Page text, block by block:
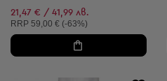
21,47 € / 41,99 лв.
Препоръчителна цена:
RRP 59,00 € (-63%)